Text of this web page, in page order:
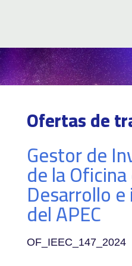
Ofertas de
Gestor de
de la
Desarrollo
del APEC
OF_IEEC_147_2024